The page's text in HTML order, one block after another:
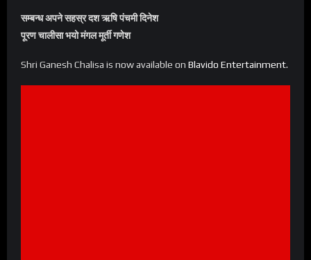
सम्बन्ध अपने सहस्र दश ऋषि पंचमी दिनेश
पूरण चालीसा भयो मंगल मूर्ती गणेश
Shri Ganesh Chalisa is now available on Blavido Entertainment.